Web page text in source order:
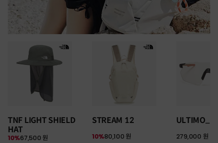
TNF LIGHT SHIELD
HAT
67,500 원
10%
STREAM 12
80,100 원
10% 279,000 원